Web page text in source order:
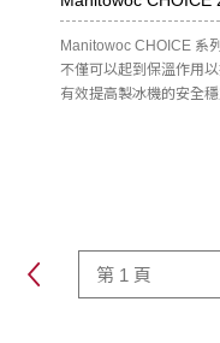
Manitowoc CHOICE 系
不僅可以起到保溫作用
有效提高製冰機的安全